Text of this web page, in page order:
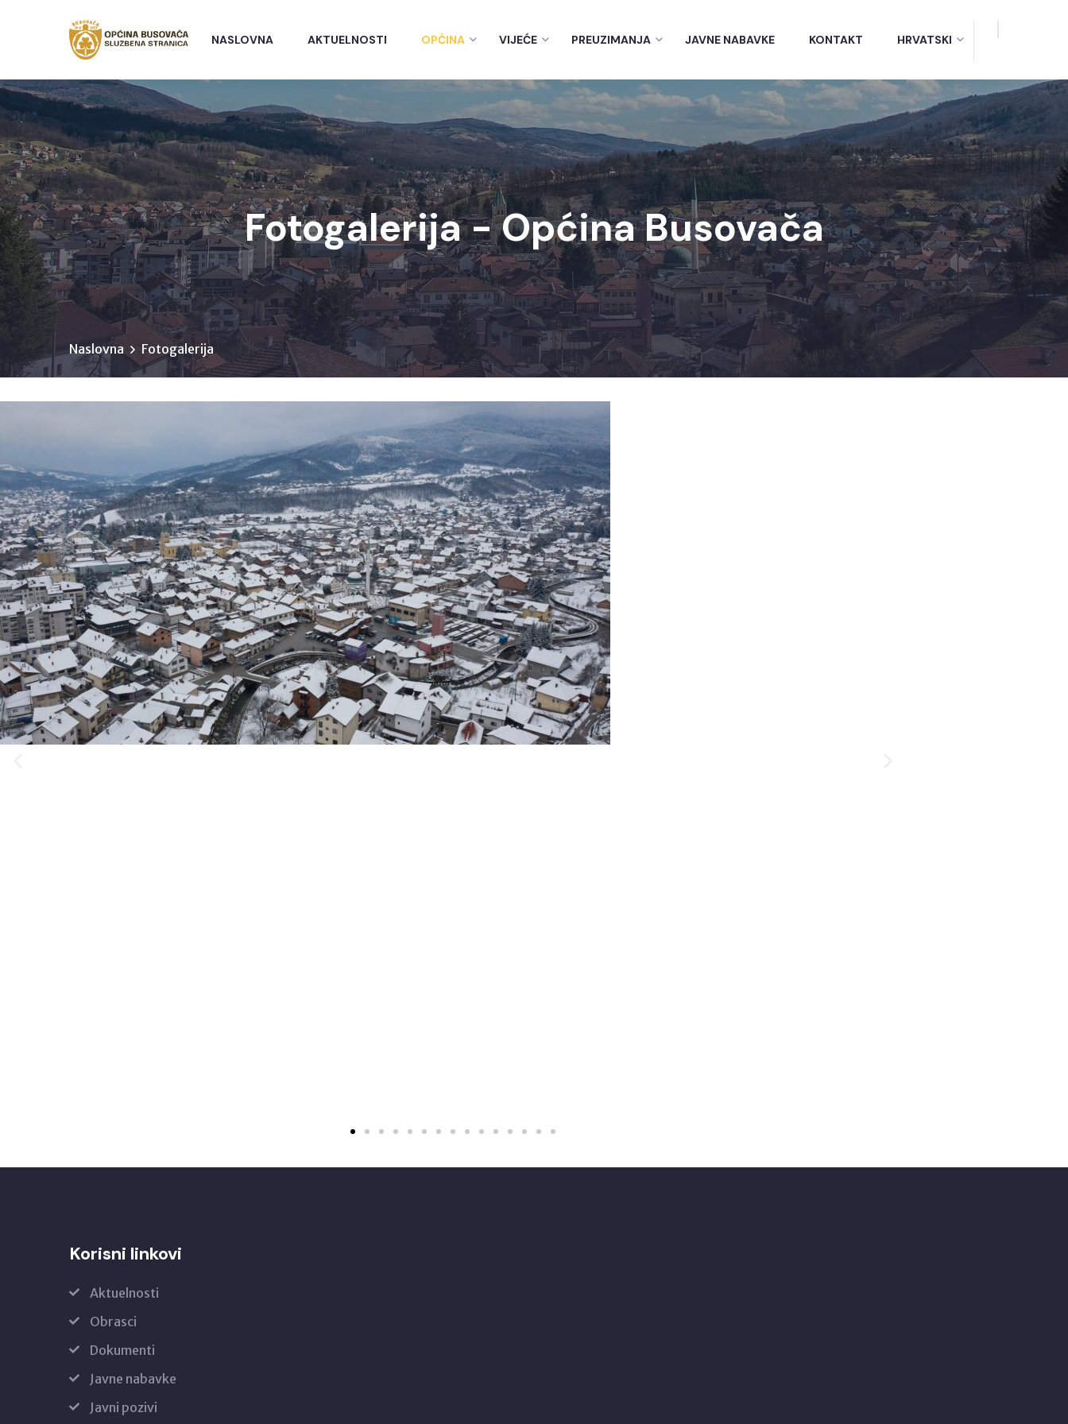
NASLOVNA AKTUELNOSTI OPĆINA VIJEĆE PREUZIMANJA JAVNE NABAVKE KONTAKT HRVATSKI
Fotogalerija - Općina Busovača
Naslovna Fotogalerija
Korisni linkovi
Aktuelnosti
Obrasci
Dokumenti
Javne nabavke
Javni pozivi